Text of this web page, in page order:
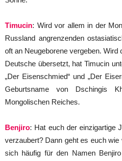
Timucin: Wird vor allem in der
Russland angrenzenden
oft an Neugeborene vergeben.
Deutsche übersetzt, hat Timucin
„Der Eisenschmied“ und „Der
Geburtsname von Dschingis
Mongolischen Reiches.
Benjiro: Hat euch der einzigartige
verzaubert? Dann geht es euch
sich häufig für den Namen